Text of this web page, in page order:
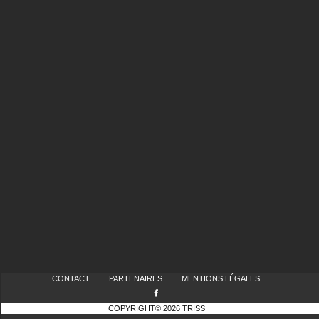
CONTACT PARTENAIRES MENTIONS LÉGALES
COPYRIGHT© 2026 TRISS